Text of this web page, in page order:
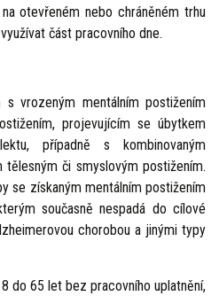
otevřeném nebo chráněném trhu
část pracovního dne.
vrozeným mentálním postižením
projevujícím se úbytkem
případně s kombinovaným
tělesným či smyslovým postižením.
se získaným mentálním postižením
současně nespadá do cílové
chorobou a jinými typy
do 65 let bez pracovního uplatnění,